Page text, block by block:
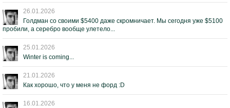
26.01.2026
Голдман со своими $5400 даже скромничает. Мы сегодня уже $5100
пробили, а серебро вообще улетело...
25.01.2026
Winter is coming...
21.01.2026
Как хорошо, что у меня не форд :D
16.01.2026